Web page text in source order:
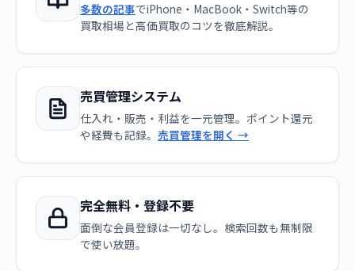
多数の記事でiPhone・MacBook・Switch等の
買取相場と高価買取のコツを徹底解説。
売買管理システム
仕入れ・販売・利益を一元管理。ポイント還元
や経費も記録。 売買管理を開く →
完全無料・登録不要
面倒な会員登録は一切なし。検索回数も無制限
で使い放題。